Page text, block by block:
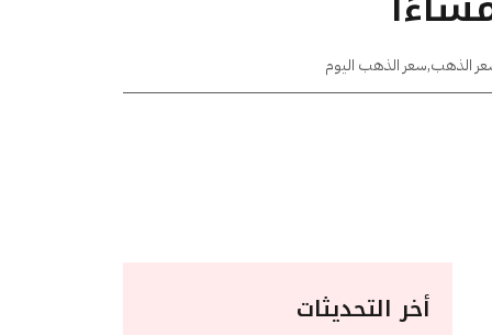
الذهب,سعر الذهب اليوم
أخر التحديثات